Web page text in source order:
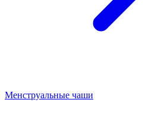
Менструальные чаши